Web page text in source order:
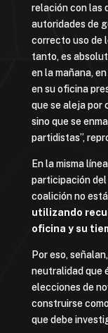
relación con las
autoridades de
correcto uso de
tanto, es
en la mañana,
en su oficina
que se aleja por
sino que se
partidistas”,
En la misma
participación
coalición no
utilizando
oficina y su
Por eso,
neutralidad que
elecciones de
construirse
que debe